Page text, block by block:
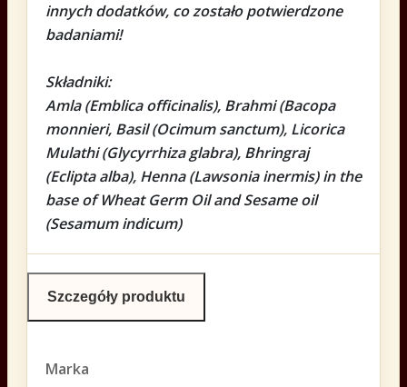
innych dodatków, co zostało potwierdzone
badaniami!
Składniki:
Amla (Emblica officinalis), Brahmi (Bacopa
monnieri, Basil (Ocimum sanctum), Licorica
Mulathi (Glycyrrhiza glabra), Bhringraj
(Eclipta alba), Henna (Lawsonia inermis) in the
base of Wheat Germ Oil and Sesame oil
(Sesamum indicum)
Szczegóły produktu
Marka